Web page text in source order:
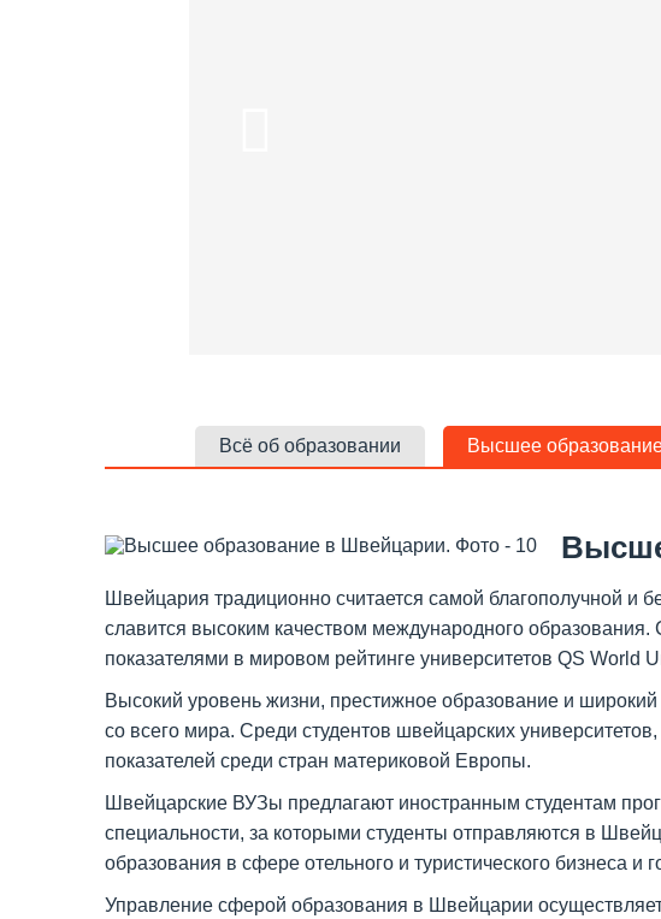
Всё об образовании Высшее
Швейцария традиционно считается самой благополучной
славится высоким качеством международного
показателями в мировом рейтинге университетов QS World
Высокий уровень жизни, престижное образование и
со всего мира. Среди студентов швейцарских
показателей среди стран материковой Европы.
Швейцарские ВУЗы предлагают иностранным студентам
специальности, за которыми студенты отправляются в
образования в сфере отельного и туристического бизнеса и
Управление сферой образования в Швейцарии